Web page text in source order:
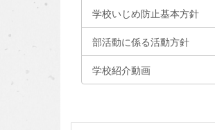
学校いじめ防止基本方針
部活動に係る活動方針
学校紹介動画